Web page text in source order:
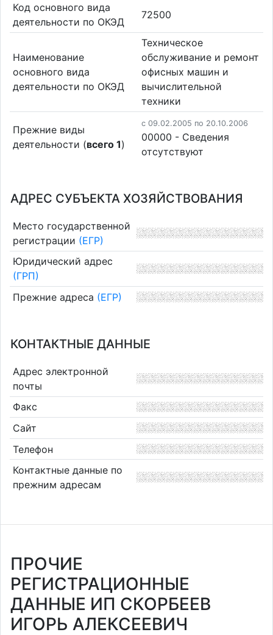
Код основного вида
деятельности по ОКЭД
72500
Наименование
основного вида
деятельности по ОКЭД
Техническое
обслуживание и ремонт
офисных машин и
вычислительной
техники
Прежние виды
деятельности (всего 1)
c 09.02.2005 по 20.10.2006
00000 - Cведения
отсутствуют
АДРЕС СУБЪЕКТА ХОЗЯЙСТВОВАНИЯ
Место государственной
регистрации (ЕГР)
Юридический адрес
(ГРП)
Прежние адреса (ЕГР)
КОНТАКТНЫЕ ДАННЫЕ
Адрес электронной
почты
Факс
Сайт
Телефон
Контактные данные по
прежним адресам
ПРОЧИЕ
РЕГИСТРАЦИОННЫЕ
ДАННЫЕ ИП СКОРБЕЕВ
ИГОРЬ АЛЕКСЕЕВИЧ